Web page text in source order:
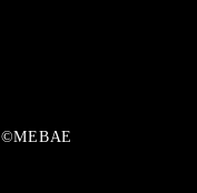
©MEBAE